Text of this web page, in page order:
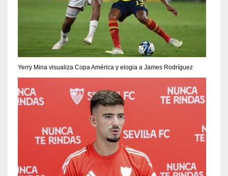
Yerry Mina visualiza Copa América y elogia a James Rodríguez